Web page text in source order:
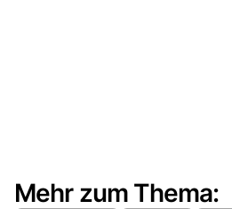
Mehr zum Thema: